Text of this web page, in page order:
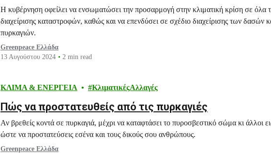
Η κυβέρνηση οφείλει να ενσωματώσει την προσαρμογή στην κλιματική κρίση σε όλα
διαχείρισης καταστροφών, καθώς και να επενδύσει σε σχέδιο διαχείρισης των δασών
πυρκαγιών.
Greenpeace Ελλάδα
13 Αυγούστου 2024
2 min read
ΚΛΙΜΑ & ΕΝΕΡΓΕΙΑ ΚλιματικέςΑλλαγές
Πώς να προστατευθείς από τις πυρκαγιές
Αν βρεθείς κοντά σε πυρκαγιά, μέχρι να καταφτάσει το πυροσβεστικό σώμα κι άλλοι
ώστε να προστατεύσεις εσένα και τους δικούς σου ανθρώπους.
Greenpeace Ελλάδα